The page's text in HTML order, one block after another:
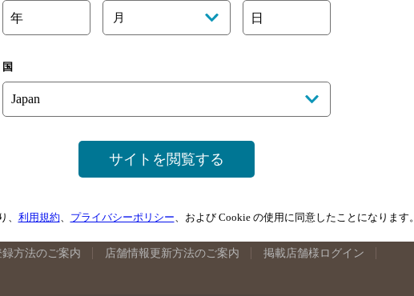
県のバー検索
山口県のバー検索
録方法のご案内 店舗情報更新方法のご案内 掲載店舗様ログイン
年 月 日
国
サイトを閲覧する
、 利用規約、 プライバシーポリシー、および Cookie の使用に同意したことになります。